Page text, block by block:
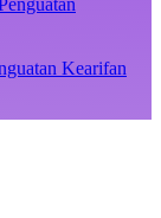
Kearifan